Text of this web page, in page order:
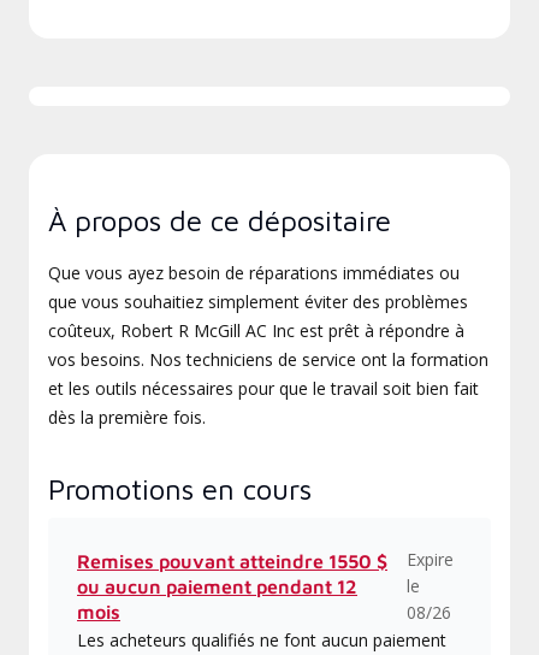
À propos de ce dépositaire
Que vous ayez besoin de réparations immédiates ou
que vous souhaitiez simplement éviter des problèmes
coûteux, Robert R McGill AC Inc est prêt à répondre à
vos besoins. Nos techniciens de service ont la formation
et les outils nécessaires pour que le travail soit bien fait
dès la première fois.
Promotions en cours
Remises pouvant atteindre 1550 $
ou aucun paiement pendant 12
mois
Expire
le
08/26
Les acheteurs qualifiés ne font aucun paiement